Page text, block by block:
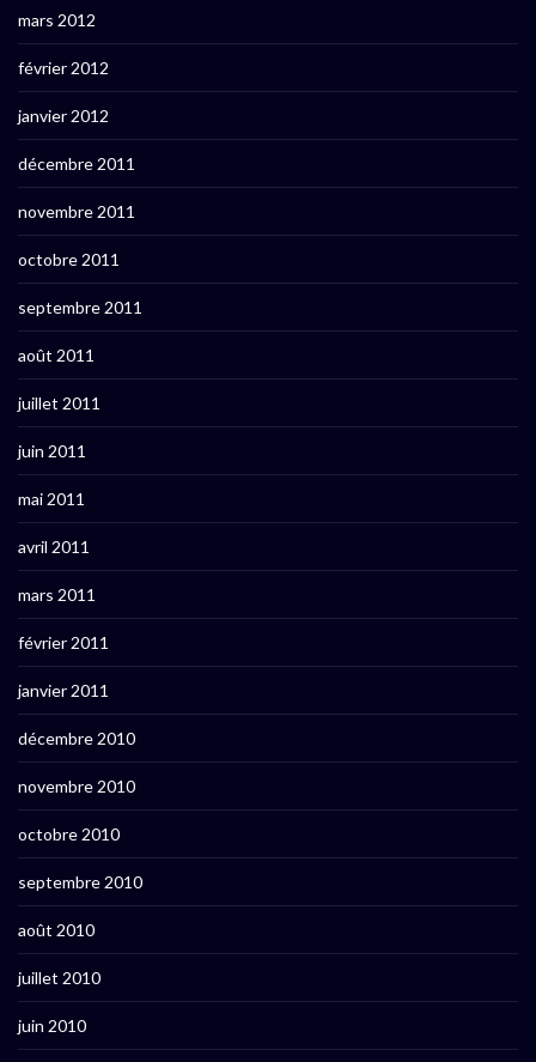
mars 2012
février 2012
janvier 2012
décembre 2011
novembre 2011
octobre 2011
septembre 2011
août 2011
juillet 2011
juin 2011
mai 2011
avril 2011
mars 2011
février 2011
janvier 2011
décembre 2010
novembre 2010
octobre 2010
septembre 2010
août 2010
juillet 2010
juin 2010